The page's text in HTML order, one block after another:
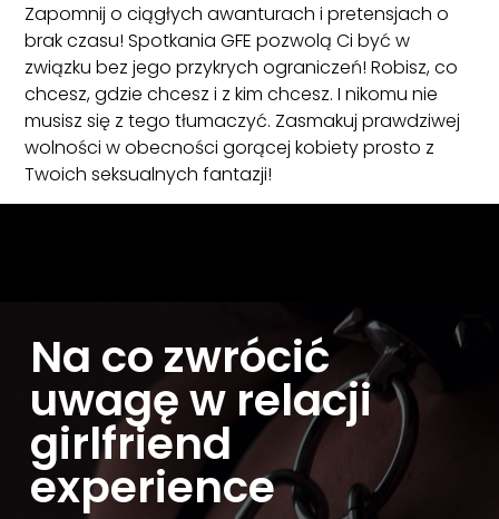
Zapomnij o ciągłych awanturach i pretensjach o
brak czasu! Spotkania GFE pozwolą Ci być w
związku bez jego przykrych ograniczeń! Robisz, co
chcesz, gdzie chcesz i z kim chcesz. I nikomu nie
musisz się z tego tłumaczyć. Zasmakuj prawdziwej
wolności w obecności gorącej kobiety prosto z
Twoich seksualnych fantazji!
Na co zwrócić
uwagę w relacji
girlfriend
experience